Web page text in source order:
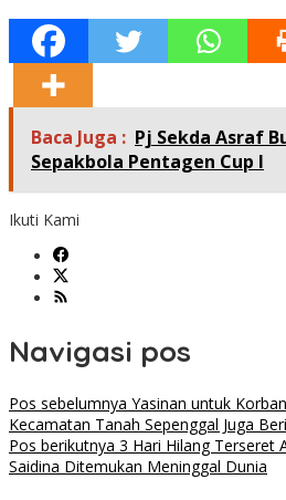
Baca Juga : Pj Sekda Asraf
Sepakbola Pentagen Cup I
Ikuti Kami
Navigasi pos
Pos sebelumnya Yasinan untuk
Kecamatan Tanah Sepenggal Juga
Pos berikutnya 3 Hari Hilang Terseret
Saidina Ditemukan Meninggal Dunia